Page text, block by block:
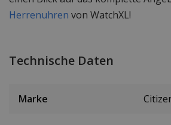
Herrenuhren von WatchXL!
Technische Daten
Marke